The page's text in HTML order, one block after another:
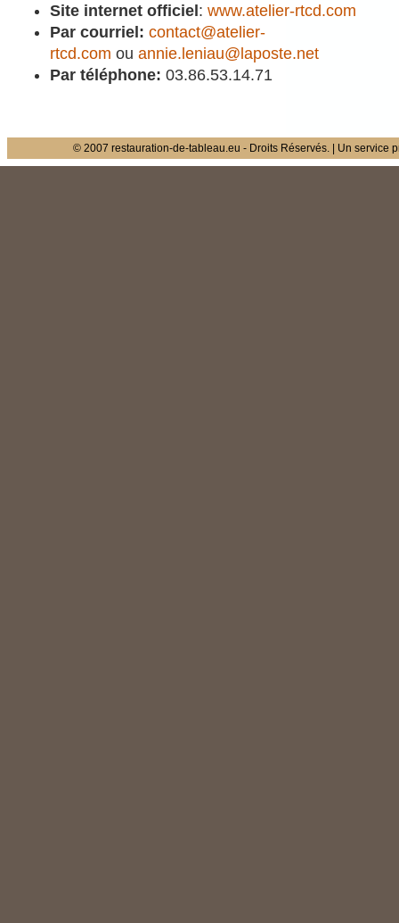
Site internet officiel : www.atelier-rtcd.com
Par courriel: contact@atelier-
rtcd.com ou annie.leniau@laposte.net
Par téléphone: 03.86.53.14.71
© 2007 restauration-de-tableau.eu - Droits Réservés. | Un service